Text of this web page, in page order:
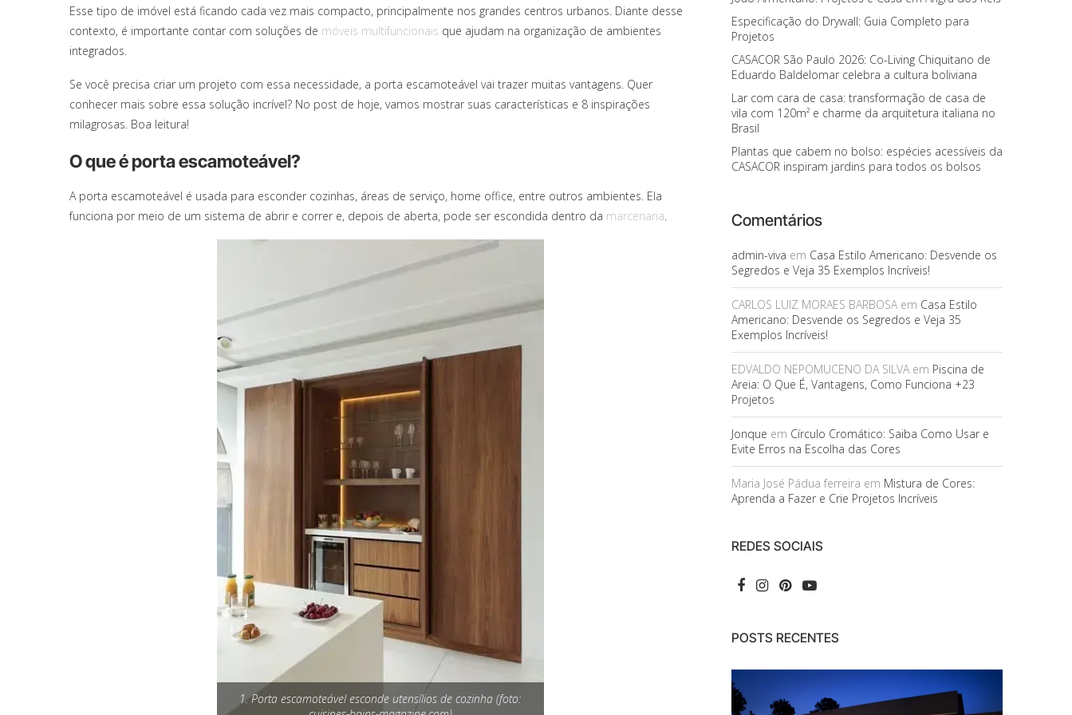
Esse tipo de imóvel está ficando cada vez mais compacto, principalmente nos grandes centros urbanos. Diante desse
contexto, é importante contar com soluções de móveis multifuncionais que ajudam na organização de ambientes
integrados.
Se você precisa criar um projeto com essa necessidade, a porta escamoteável vai trazer muitas vantagens. Quer
conhecer mais sobre essa solução incrível? No post de hoje, vamos mostrar suas características e 8 inspirações
milagrosas. Boa leitura!
O que é porta escamoteável?
A porta escamoteável é usada para esconder cozinhas, áreas de serviço, home office, entre outros ambientes. Ela
funciona por meio de um sistema de abrir e correr e, depois de aberta, pode ser escondida dentro da marcenaria.
1. Porta escamoteável esconde utensílios de cozinha (foto:
Especificação do Drywall: Guia Completo para
Projetos
CASACOR São Paulo 2026: Co-Living Chiquitano de
Eduardo Baldelomar celebra a cultura boliviana
Lar com cara de casa: transformação de casa de
vila com 120m² e charme da arquitetura italiana no
Brasil
Plantas que cabem no bolso: espécies acessíveis da
CASACOR inspiram jardins para todos os bolsos
Comentários
admin-viva em Casa Estilo Americano: Desvende os
Segredos e Veja 35 Exemplos Incríveis!
CARLOS LUIZ MORAES BARBOSAem Casa Estilo
Americano: Desvende os Segredos e Veja 35
Exemplos Incríveis!
EDVALDO NEPOMUCENO DA SILVAem Piscina de
Areia: O Que É, Vantagens, Como Funciona +23
Projetos
Jonque em Círculo Cromático: Saiba Como Usar e
Evite Erros na Escolha das Cores
Maria José Pádua ferreira em Mistura de Cores:
Aprenda a Fazer e Crie Projetos Incríveis
REDES SOCIAIS
POSTS RECENTES